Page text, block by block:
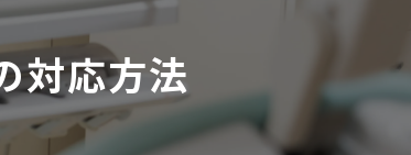
対応方法